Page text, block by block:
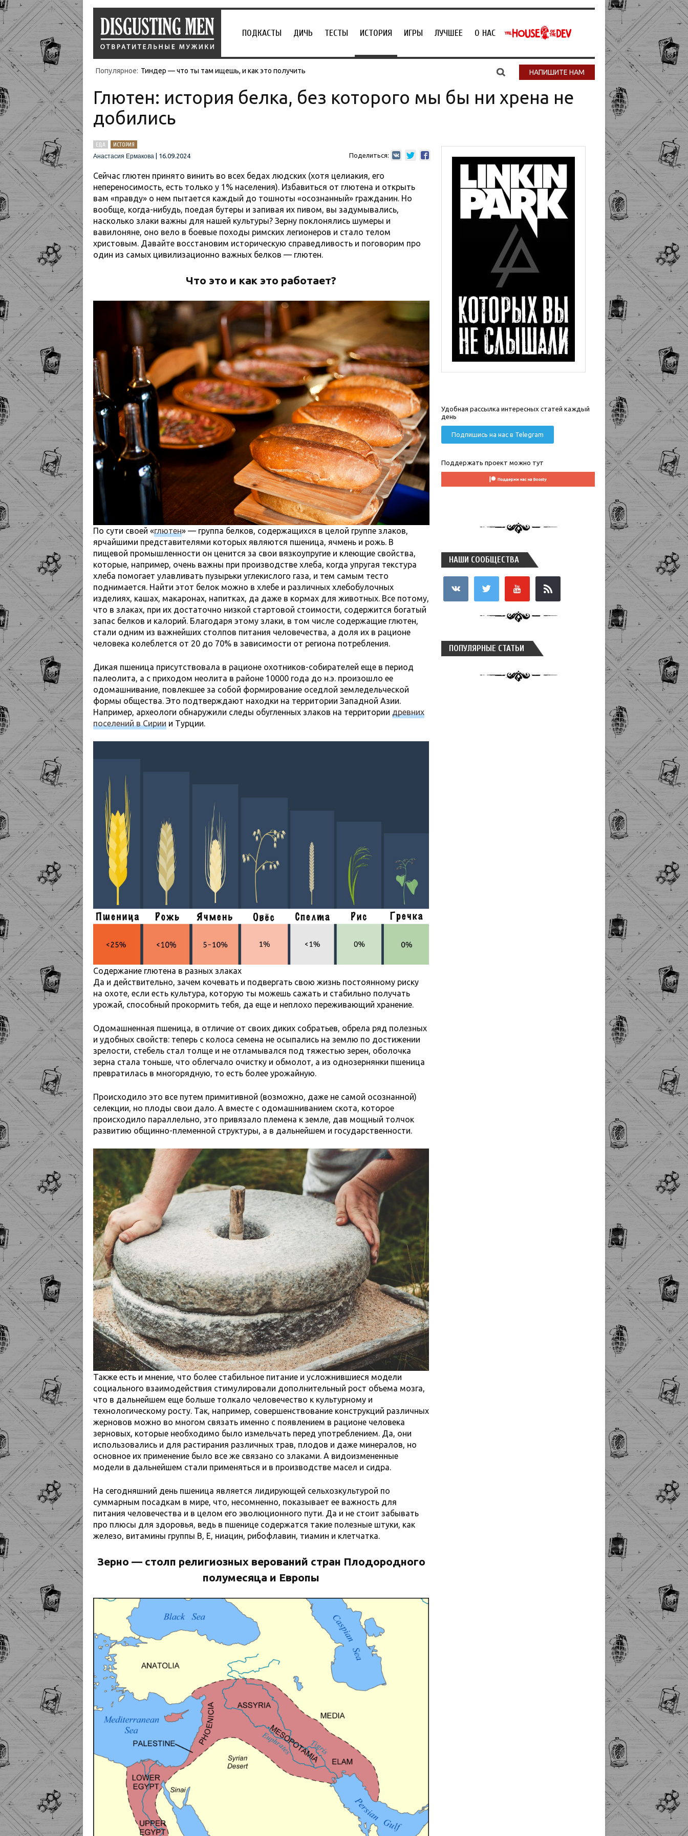
ПОДКАСТЫ ДИЧЬ ТЕСТЫ ИСТОРИЯ ИГРЫ ЛУЧШЕЕ О НАС
Популярное: Тиндер — что ты там ищешь, и как это получить НАПИШИТЕ НАМ
Глютен: история белка, без которого мы бы ни хрена не
добились
ЕДА
ИСТОРИЯ
Анастасия Ермакова
16.09.2024 Поделиться:
Сейчас глютен принято винить во всех бедах людских (хотя целиакия, его
непереносимость, есть только у 1% населения). Избавиться от глютена и открыть
вам «правду» о нем пытается каждый до тошноты «осознанный» гражданин. Но
вообще, когда-нибудь, поедая бутеры и запивая их пивом, вы задумывались,
насколько злаки важны для нашей культуры? Зерну поклонялись шумеры и
вавилоняне, оно вело в боевые походы римских легионеров и стало телом
христовым. Давайте восстановим историческую справедливость и поговорим про
один из самых цивилизационно важных белков — глютен.
Что это и как это работает?
По сути своей «глютен» — группа белков, содержащихся в целой группе злаков,
ярчайшими представителями которых являются пшеница, ячмень и рожь. В
пищевой промышленности он ценится за свои вязкоупругие и клеющие свойства,
которые, например, очень важны при производстве хлеба, когда упругая текстура
хлеба помогает улавливать пузырьки углекислого газа, и тем самым тесто
поднимается. Найти этот белок можно в хлебе и различных хлебобулочных
изделиях, кашах, макаронах, напитках, да даже в кормах для животных. Все потому,
что в злаках, при их достаточно низкой стартовой стоимости, содержится богатый
запас белков и калорий. Благодаря этому злаки, в том числе содержащие глютен,
стали одним из важнейших столпов питания человечества, а доля их в рационе
человека колеблется от 20 до 70% в зависимости от региона потребления.
Дикая пшеница присутствовала в рационе охотников-собирателей еще в период
палеолита, а с приходом неолита в районе 10000 года до н.э. произошло ее
одомашнивание, повлекшее за собой формирование оседлой земледельческой
формы общества. Это подтверждают находки на территории Западной Азии.
Например, археологи обнаружили следы обугленных злаков на территории древних
поселений в Сирии и Турции.
Содержание глютена в разных злаках
Да и действительно, зачем кочевать и подвергать свою жизнь постоянному риску
на охоте, если есть культура, которую ты можешь сажать и стабильно получать
урожай, способный прокормить тебя, да еще и неплохо переживающий хранение.
Одомашненная пшеница, в отличие от своих диких собратьев, обрела ряд полезных
и удобных свойств: теперь с колоса семена не осыпались на землю по достижении
зрелости, стебель стал толще и не отламывался под тяжестью зерен, оболочка
зерна стала тоньше, что облегчало очистку и обмолот, а из однозернянки пшеница
превратилась в многорядную, то есть более урожайную.
Происходило это все путем примитивной (возможно, даже не самой осознанной)
селекции, но плоды свои дало. А вместе с одомашниванием скота, которое
происходило параллельно, это привязало племена к земле, дав мощный толчок
развитию общинно-племенной структуры, а в дальнейшем и государственности.
Также есть и мнение, что более стабильное питание и усложнившиеся модели
социального взаимодействия стимулировали дополнительный рост объема мозга,
что в дальнейшем еще больше толкало человечество к культурному и
технологическому росту. Так, например, совершенствование конструкций различных
жерновов можно во многом связать именно с появлением в рационе человека
зерновых, которые необходимо было измельчать перед употреблением. Да, они
использовались и для растирания различных трав, плодов и даже минералов, но
основное их применение было все же связано со злаками. А видоизмененные
модели в дальнейшем стали применяться и в производстве масел и сидра.
На сегодняшний день пшеница является лидирующей сельхозкультурой по
суммарным посадкам в мире, что, несомненно, показывает ее важность для
питания человечества и в целом его эволюционного пути. Да и не стоит забывать
про плюсы для здоровья, ведь в пшенице содержатся такие полезные штуки, как
железо, витамины группы В, Е, ниацин, рибофлавин, тиамин и клетчатка.
Зерно — столп религиозных верований стран Плодородного
полумесяца и Европы
Удобная рассылка интересных статей каждый
день
Подпишись на нас в Telegram
Поддержать проект можно тут
НАШИ СООБЩЕСТВА
ПОПУЛЯРНЫЕ СТАТЬИ